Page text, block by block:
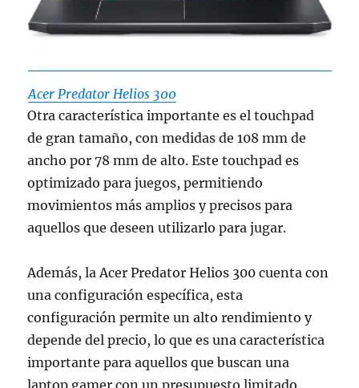
Acer Predator Helios 300
Otra característica importante es el touchpad
de gran tamaño, con medidas de 108 mm de
ancho por 78 mm de alto. Este touchpad es
optimizado para juegos, permitiendo
movimientos más amplios y precisos para
aquellos que deseen utilizarlo para jugar.
Además, la Acer Predator Helios 300 cuenta con
una configuración específica, esta
configuración permite un alto rendimiento y
depende del precio, lo que es una característica
importante para aquellos que buscan una
laptop gamer con un presupuesto limitado.